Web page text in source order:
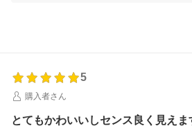
すが、完璧に取り切れていない可能性もあ
がとうございます。またご利用いただける
5
購入者さん
とてもかわいいしセンス良く見えま